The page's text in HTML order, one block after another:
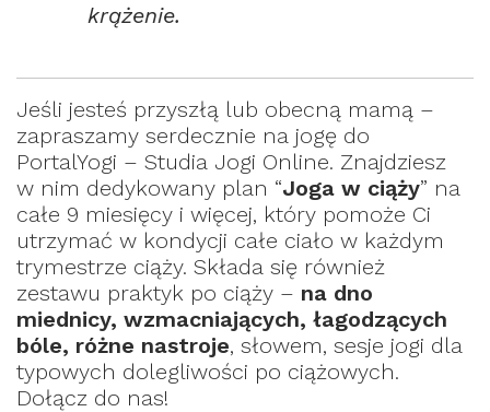
krążenie.
Jeśli jesteś przyszłą lub obecną mamą –
zapraszamy serdecznie na jogę do
PortalYogi – Studia Jogi Online. Znajdziesz
w nim dedykowany plan “Joga w ciąży” na
całe 9 miesięcy i więcej, który pomoże Ci
utrzymać w kondycji całe ciało w każdym
trymestrze ciąży. Składa się również
zestawu praktyk po ciąży – na dno
miednicy, wzmacniających, łagodzących
bóle, różne nastroje, słowem, sesje jogi dla
typowych dolegliwości po ciążowych.
Dołącz do nas!